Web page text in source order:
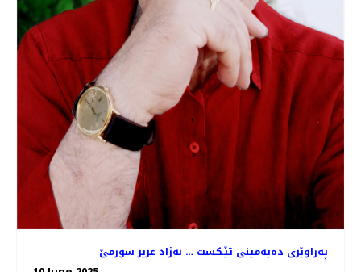
په‌راوێزی ده‌یه‌مینی تێـكست‌ … نه‌ژاد عزیز سورمێ